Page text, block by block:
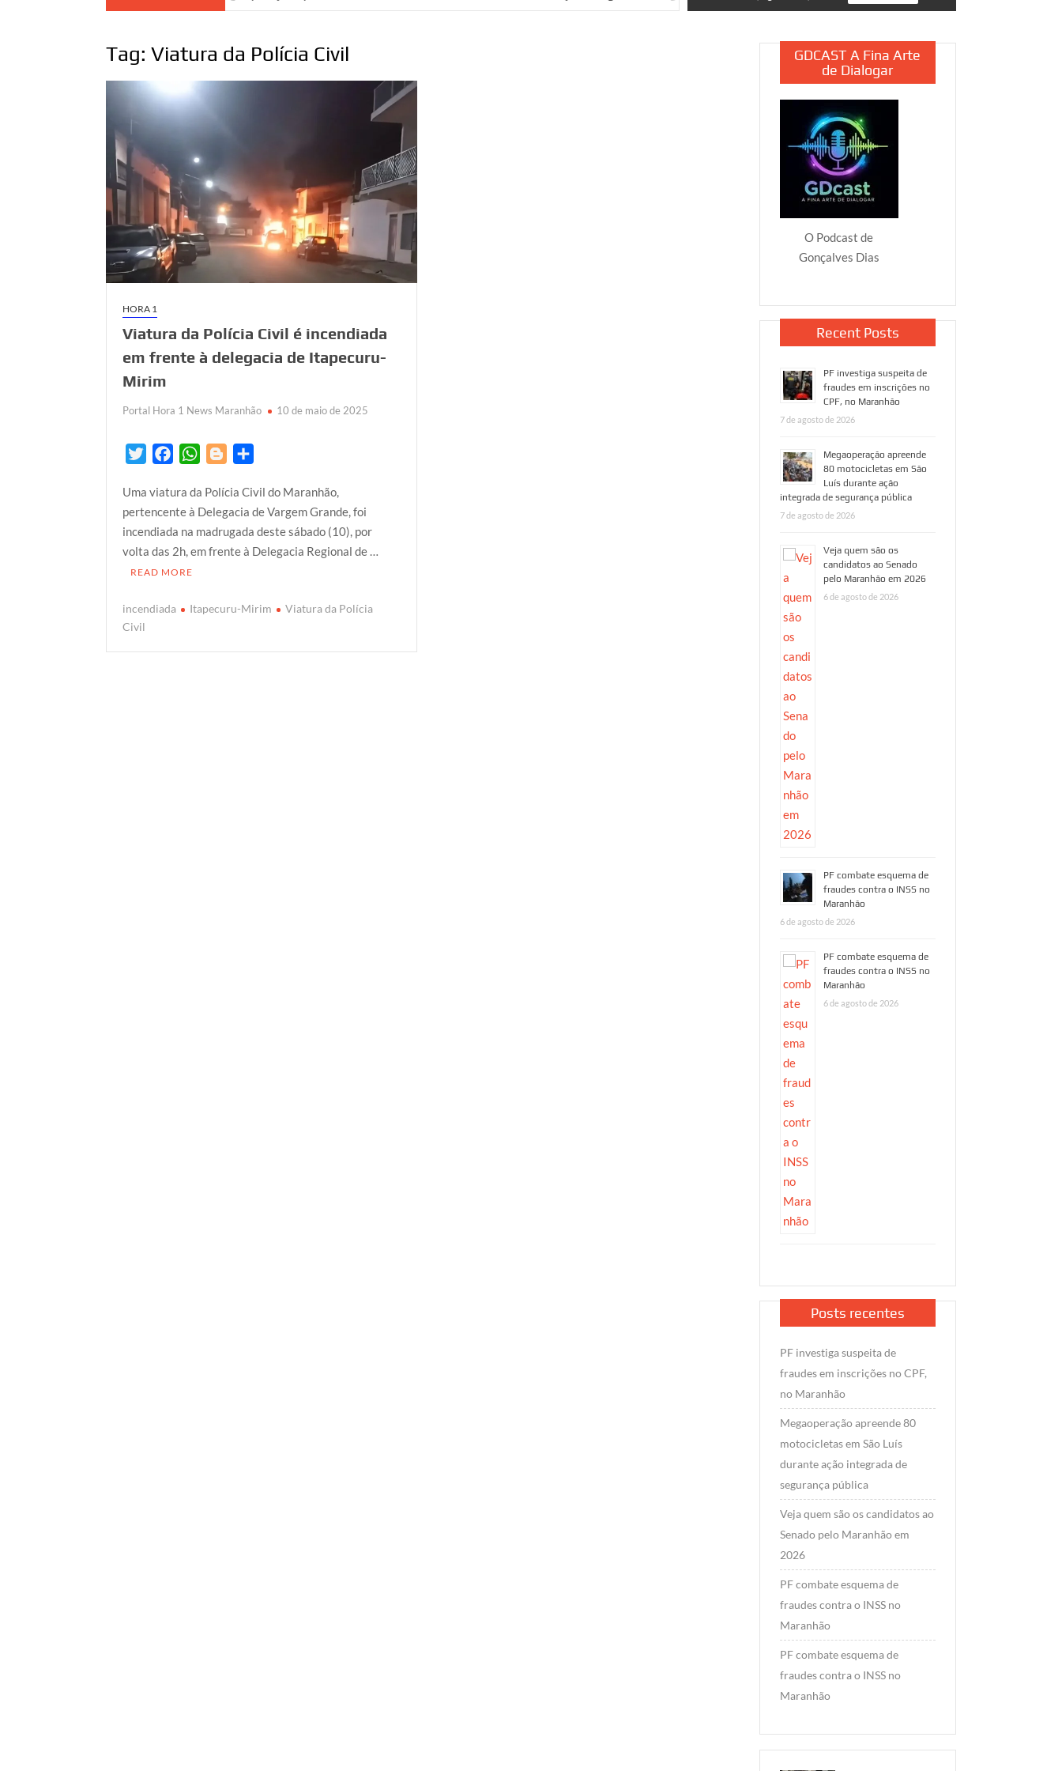
Tag:Viatura da Polícia Civil
HORA 1
Viatura da Polícia Civil é incendiada
em frente à delegacia de Itapecuru-
Mirim
Portal Hora 1 News Maranhão 10 de maio de 2025
i
t
t
e
r
c
e
b
o
o
W
a
t
s
A
o
g
g
e
a
r
e
Uma viatura da Polícia Civil do Maranhão,
pertencente à Delegacia de Vargem Grande, foi
incendiada na madrugada deste sábado (10), por
volta das 2h, em frente à Delegacia Regional de …
READ MORE
incendiada Itapecuru-Mirim
Viatura da Polícia
Civil
GDCAST A Fina Arte
de Dialogar
O Podcast de
Gonçalves Dias
Recent Posts
PF investiga suspeita de
fraudes em inscrições no
CPF, no Maranhão
7 de agosto de 2026
Megaoperação apreende
80 motocicletas em São
Luís durante ação
integrada de segurança pública
7 de agosto de 2026
Veja quem são os
candidatos ao Senado
pelo Maranhão em 2026
6 de agosto de 2026
PF combate esquema de
fraudes contra o INSS no
Maranhão
6 de agosto de 2026
PF combate esquema de
fraudes contra o INSS no
Maranhão
6 de agosto de 2026
Posts recentes
PF investiga suspeita de
fraudes em inscrições no CPF,
no Maranhão
Megaoperação apreende 80
motocicletas em São Luís
durante ação integrada de
segurança pública
Veja quem são os candidatos ao
Senado pelo Maranhão em
2026
PF combate esquema de
fraudes contra o INSS no
Maranhão
PF combate esquema de
fraudes contra o INSS no
Maranhão